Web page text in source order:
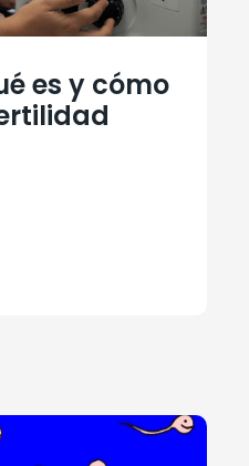
es y cómo